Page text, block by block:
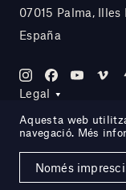
07015 Palma, Illes
España
Legal
Site by DOMO—A
Aquesta web
navegació. Més
Només